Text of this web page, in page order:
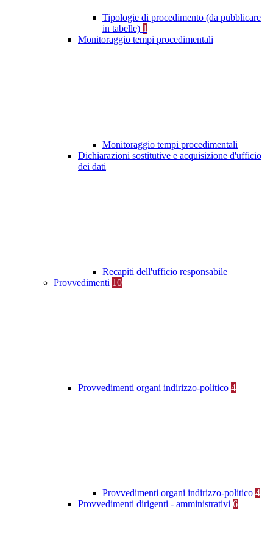
Tipologie di procedimento (da pubblicare
in tabelle) 1
Monitoraggio tempi procedimentali
Monitoraggio tempi procedimentali
Dichiarazioni sostitutive e acquisizione d'ufficio
dei dati
Recapiti dell'ufficio responsabile
Provvedimenti 10
Provvedimenti organi indirizzo-politico 4
Provvedimenti organi indirizzo-politico 4
Provvedimenti dirigenti - amministrativi 6